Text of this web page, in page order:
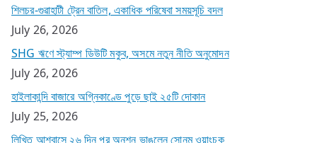
শিলচর-গুৱাহাটী ট্রেন বাতিল, একাধিক পরিষেবা সময়সূচি বদল
July 26, 2026
SHG ঋণে স্ট্যাম্প ডিউটি মকুব, অসমে নতুন নীতি অনুমোদন
July 26, 2026
হাইলাকান্দি বাজারে অগ্নিকাণ্ডে পুড়ে ছাই ২৫টি দোকান
July 25, 2026
লিখিত আশ্বাসে ২৬ দিন পর অনশন ভাঙলেন সোনম ওয়াংচুক